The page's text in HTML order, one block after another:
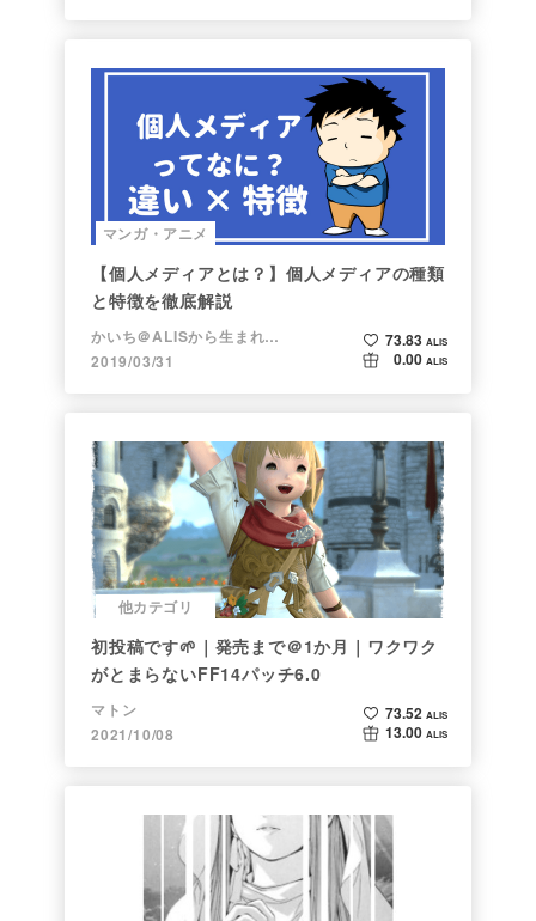
マンガ・アニメ
【個人メディアとは？】個人メディアの種類
と特徴を徹底解説
かいち＠ALISから生まれた漫画家
2019/03/31
73.83 ALIS
0.00 ALIS
他カテゴリ
初投稿です🌱｜発売まで＠1か月｜ワクワク
がとまらないFF14パッチ6.0
マトン
2021/10/08
73.52 ALIS
13.00 ALIS